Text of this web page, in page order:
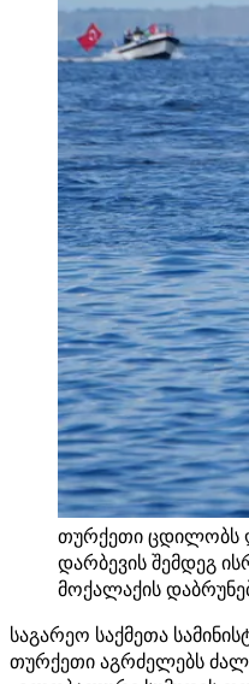
თურქეთი ცდილობს
დარბევის შემდეგ
მოქალაქის
საგარეო საქმეთა
თურქეთი აგრძელებს